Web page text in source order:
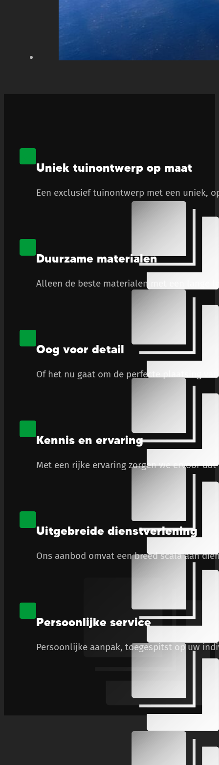
Uniek tuinontwerp op maat
Een exclusief tuinontwerp met een uniek,
Duurzame materialen
Alleen de beste materialen met een lange
Oog voor detail
Of het nu gaat om de perfecte plaatsing
Kennis en ervaring
Met een rijke ervaring zorgen we ervoor
Uitgebreide dienstverlening
Ons aanbod omvat een breed scala aan
Persoonlijke service
Persoonlijke aanpak, toegespitst op uw